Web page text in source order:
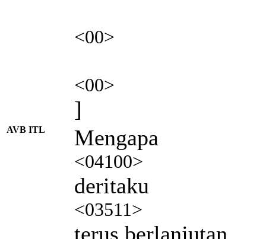
<00>
<00>
]
AVB ITL Mengapa
<04100>
deritaku
<03511>
terus berlanjutan